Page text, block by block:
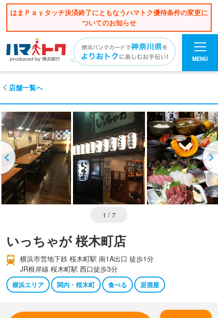
はまＰａｙタッチ決済終了にともなうハマトク優待条件の変更に
ついてのお知らせ
MENU
店舗一覧へ
1 / 7
いっちゃが 桜木町店
横浜市営地下鉄 桜木町駅 南1A出口 徒歩1分
JR根岸線 桜木町駅 西口徒歩3分
横浜エリア 関内・桜木町 食べる 居酒屋